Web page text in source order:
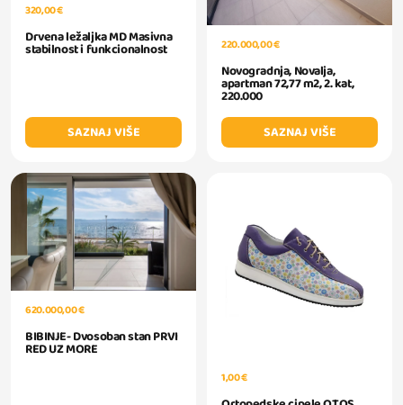
320,00 €
Drvena ležaljka MD Masivna
stabilnost i funkcionalnost
SAZNAJ VIŠE
220.000,00 €
Novogradnja, Novalja,
apartman 72,77 m2, 2. kat,
220.000
SAZNAJ VIŠE
620.000,00 €
BIBINJE- Dvosoban stan PRVI
RED UZ MORE
1,00 €